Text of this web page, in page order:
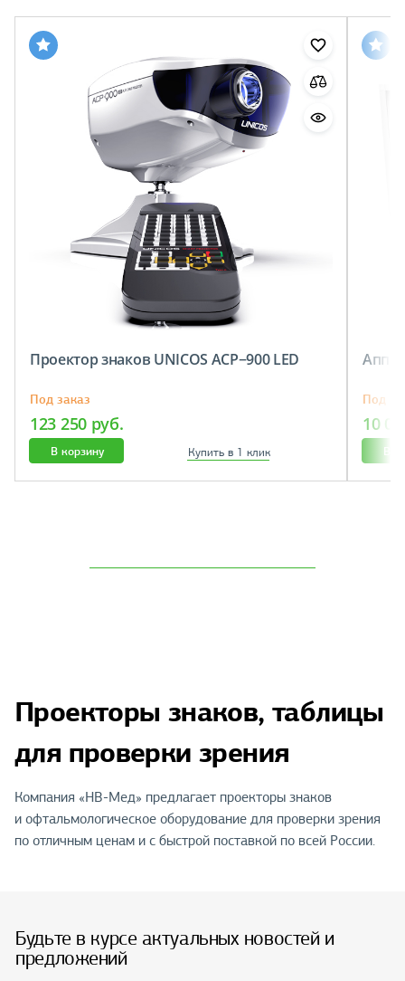
Проектор знаков UNICOS AСР−900 LED
Под заказ
123 250 руб.
В корзину Купить в 1 клик
Под
10
В
Проекторы знаков, таблицы
для проверки зрения
Компания «НВ-Мед» предлагает проекторы знаков
и офтальмологическое оборудование для проверки зрения
по отличным ценам и с быстрой поставкой по всей России.
Будьте в курсе актуальных новостей и
предложений